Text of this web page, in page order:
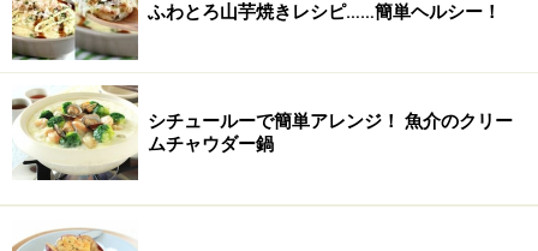
エスカルゴバター・ステーキ(2人分)
ふわとろ山芋焼きレシピ……簡単ヘルシー！
シチュールーで簡単アレンジ！ 魚介のクリー
ムチャウダー鍋